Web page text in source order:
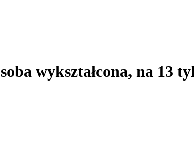
wykształcona, na 13